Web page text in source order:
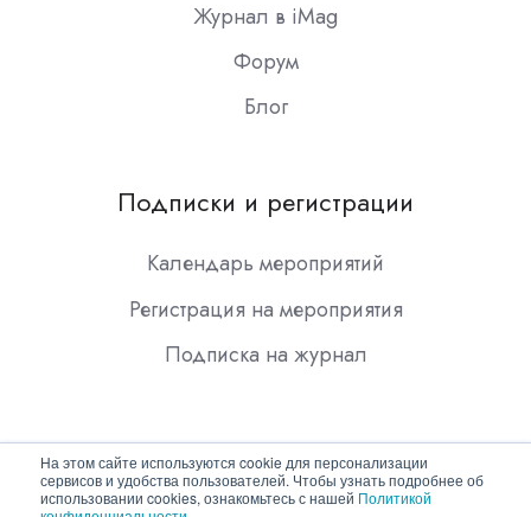
На этом сайте используются cookie для персонализации
сервисов и удобства пользователей. Чтобы узнать подробнее об
использовании cookies, ознакомьтесь с нашей Политикой
Журнал в iMag
Форум
Блог
Подписки и регистрации
Календарь мероприятий
Регистрация на мероприятия
Подписка на журнал